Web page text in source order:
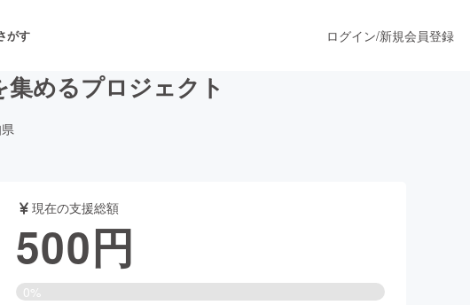
がす
ーマンス
ログイン/新規会員登録
めるプロジェクト
現在の支援総額
500円
0%